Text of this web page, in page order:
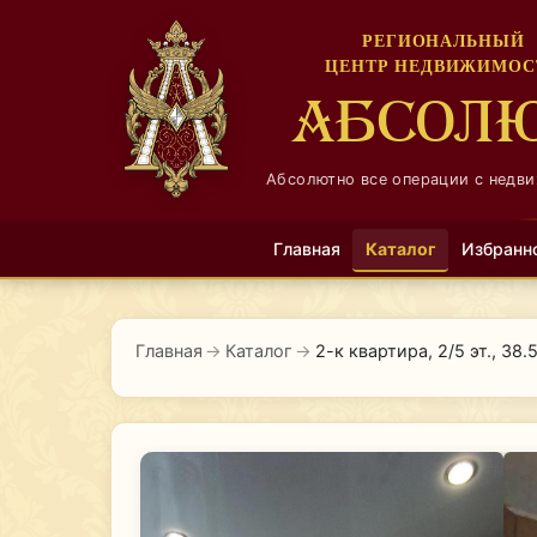
РЕГИОНАЛЬНЫЙ
ЦЕНТР
Абсолютно все операции с
Главная Каталог
Главная → Каталог → 2-к квартира, 2/5 эт.,